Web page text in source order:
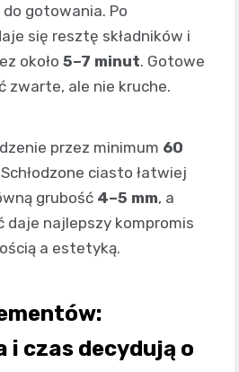
gotowania. Po
się resztę składników i
około 5–7 minut. Gotowe
zwarte, ale nie kruche.
przez minimum 60
ciasto łatwiej
grubość 4–5 mm, a
daje najlepszy kompromis
a estetyką.
czas decydują o